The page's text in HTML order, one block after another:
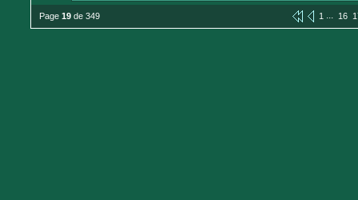
Page 19 de 349 1 ... 16